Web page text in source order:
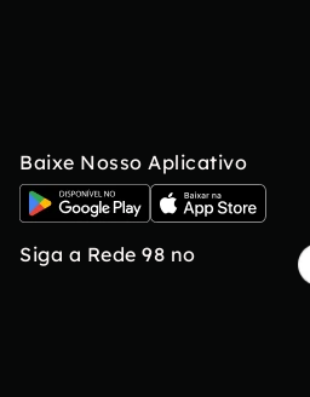
Baixe Nosso Aplicativo
Siga a Rede 98 no